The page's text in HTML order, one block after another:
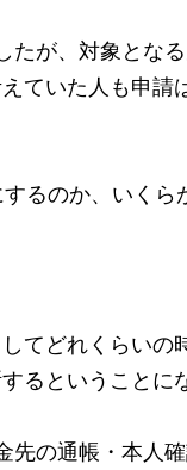
が、対象とな
ていた人も申請
るのか、いくら
てどれくらいの
るということに
先の通帳・本人